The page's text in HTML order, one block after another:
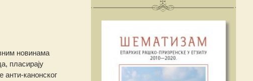
новинама
пласирају
анти-канонског